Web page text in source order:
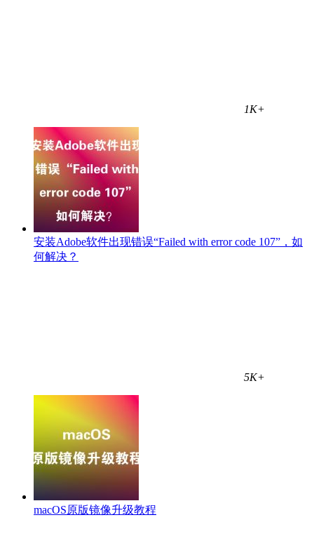
1K+
安装Adobe软件出现错误“Failed with error code 107”，如
何解决？
5K+
macOS原版镜像升级教程